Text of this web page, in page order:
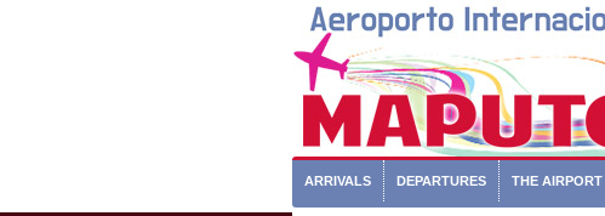
ARRIVALS DEPARTURES THE AIRPORT